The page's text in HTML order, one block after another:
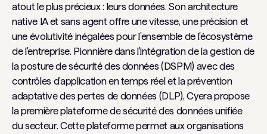
atout le plus précieux : leurs données. Son architecture
native IA et sans agent offre une vitesse, une précision et
une évolutivité inégalées pour l'ensemble de l'écosystème
de l'entreprise. Pionnière dans l'intégration de la gestion de
la posture de sécurité des données (DSPM) avec des
contrôles d'application en temps réel et la prévention
adaptative des pertes de données (DLP), Cyera propose
la première plateforme de sécurité des données unifiée
du secteur. Cette plateforme permet aux organisations